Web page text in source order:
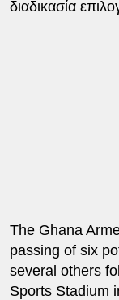
διαδικασία
The Ghana
passing of six
several others
Sports Stadium